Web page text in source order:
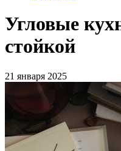
Угловые
стойкой
21 января 2025